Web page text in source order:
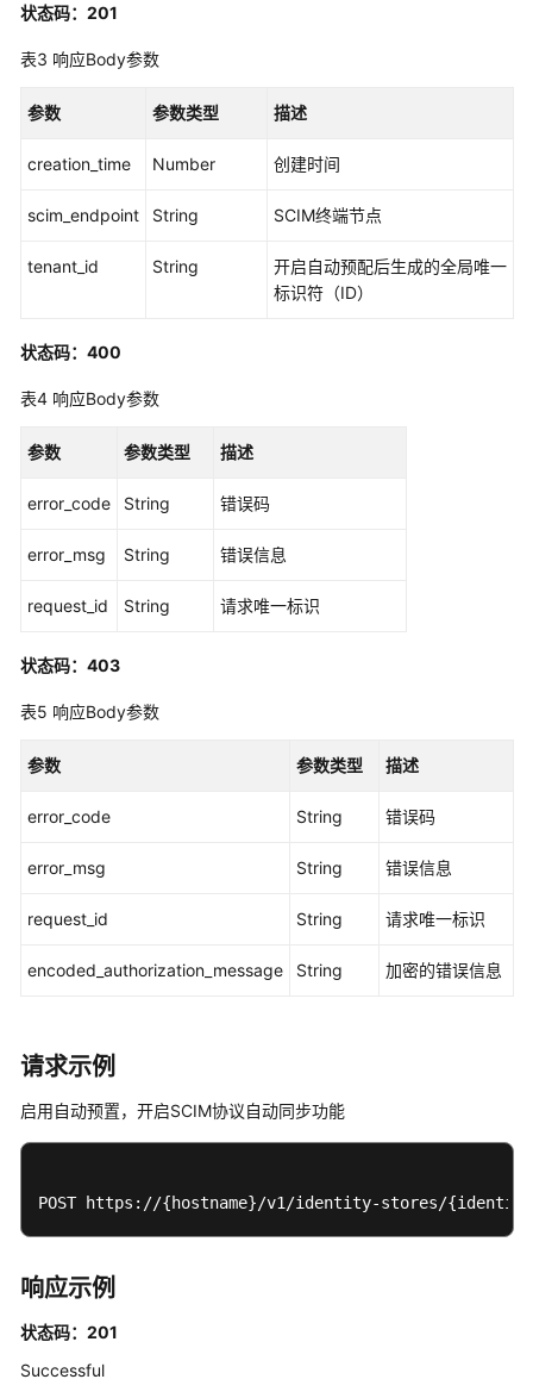
权
集
账
分
管
标
管
用
序
理
应
用
配
应
程
管
配
理
MFA
配
状态码：201
表3 响应Body参数
参数 参数类型 描述
creation_time Number 创建时间
scim_endpoint String SCIM终端节点
tenant_id String
开启自动预配后生成的全局唯一
标识符（ID）
状态码：400
表4 响应Body参数
参数 参数类型 描述
error_code String 错误码
error_msg String 错误信息
request_id String 请求唯一标识
状态码：403
表5 响应Body参数
参数 参数类型 描述
error_code String 错误码
error_msg String 错误信息
request_id String 请求唯一标识
encoded_authorization_message String 加密的错误信息
请求示例
启用自动预置，开启SCIM协议自动同步功能
POST https://{hostname}/v1/identity-stores/
响应示例
状态码：201
Successful